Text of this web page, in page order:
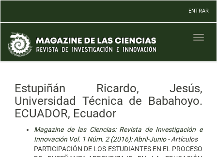
Contenido
principal
Barra
lateral
ENTRAR
Estupiñán Ricardo, Jesús,
Universidad Técnica de Babahoyo.
ECUADOR, Ecuador
Magazine de las Ciencias: Revista de Investigación e
Innovación Vol. 1 Núm. 2 (2016): Abril-Junio- Artículos
PARTICIPACIÓN DE LOS ESTUDIANTES EN EL PROCESO